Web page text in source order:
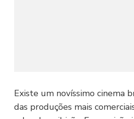
Existe um novíssimo cinema
das produções mais